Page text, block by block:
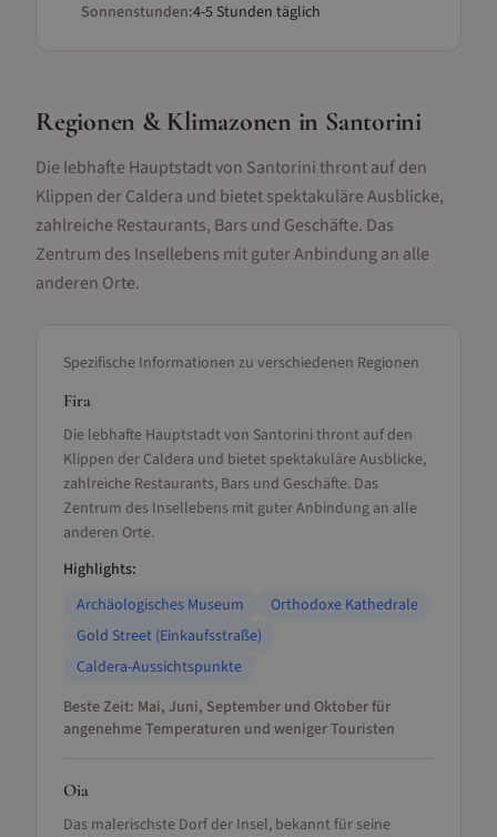
Sonnenstunden:4-5 Stunden täglich
Regionen & Klimazonen in Santorini
Die lebhafte Hauptstadt von Santorini thront auf den
Klippen der Caldera und bietet spektakuläre Ausblicke,
zahlreiche Restaurants, Bars und Geschäfte. Das
Zentrum des Insellebens mit guter Anbindung an alle
anderen Orte.
Spezifische Informationen zu verschiedenen Regionen
Fira
Die lebhafte Hauptstadt von Santorini thront auf den
Klippen der Caldera und bietet spektakuläre Ausblicke,
zahlreiche Restaurants, Bars und Geschäfte. Das
Zentrum des Insellebens mit guter Anbindung an alle
anderen Orte.
Highlights:
Archäologisches Museum
Orthodoxe Kathedrale
Gold Street (Einkaufsstraße)
Caldera-Aussichtspunkte
Beste Zeit: Mai, Juni, September und Oktober für
angenehme Temperaturen und weniger Touristen
Oia
Das malerischste Dorf der Insel, bekannt für seine